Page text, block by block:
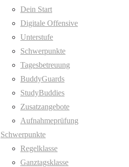
Dein Start
Digitale Offensive
Unterstufe
Schwerpunkte
Tagesbetreuung
BuddyGuards
StudyBuddies
Zusatzangebote
Aufnahmeprüfung
Schwerpunkte
Regelklasse
Ganztagsklasse